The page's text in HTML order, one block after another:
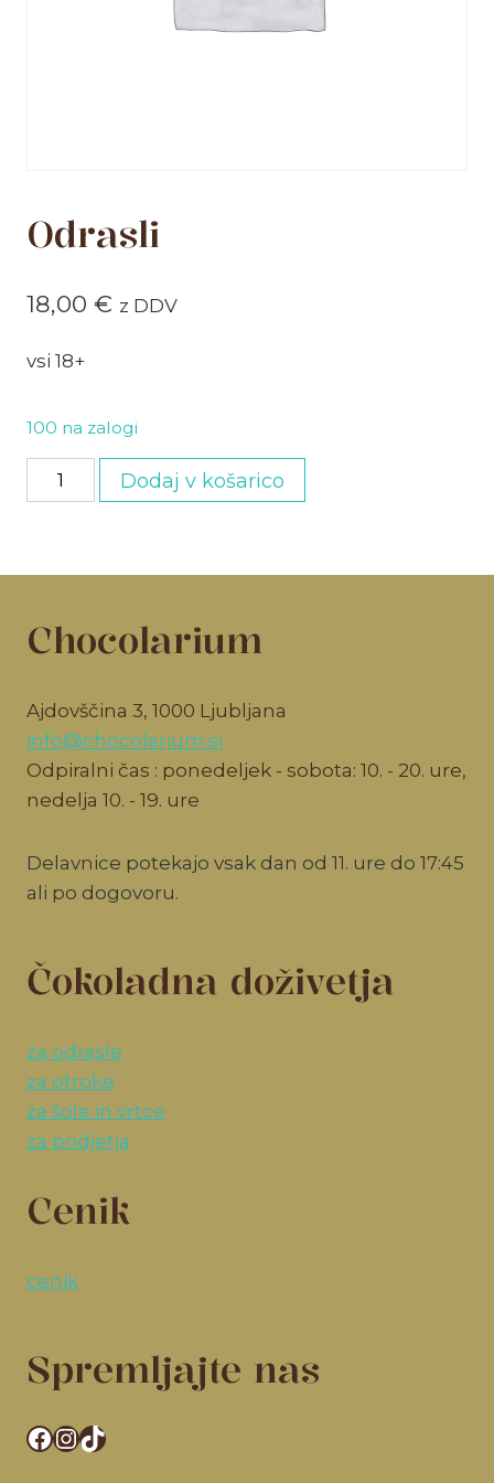
Odrasli
18,00 € z DDV
vsi 18+
100 na zalogi
Odrasli
količina
Dodaj v košarico
Chocolarium
Ajdovščina 3, 1000 Ljubljana
info@chocolarium.si
Odpiralni čas : ponedeljek - sobota: 10. - 20. ure,
nedelja 10. - 19. ure
Delavnice potekajo vsak dan od 11. ure do 17:45
ali po dogovoru.
Čokoladna doživetja
za odrasle
za otroke
za šole in vrtce
za podjetja
Cenik
cenik
Spremljajte nas
Facebook
Instagram
TikTok